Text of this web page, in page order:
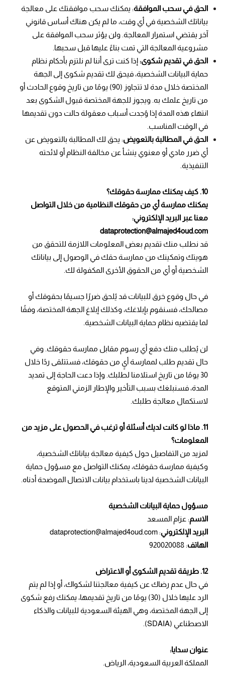
الحق في سحب الموافقة: يمكنك سحب موافقتك على معالجة
بياناتك الشخصية في أي وقت، ما لم يكن هناك أساس قانوني
آخر يقتضي استمرار المعالجة. ولن يؤثر سحب الموافقة على
مشروعية المعالجة التي تمت بناءً عليها قبل سحبها.
الحق في تقديم شكوى:إذا كنت ترى أننا لم نلتزم بأحكام نظام
حماية البيانات الشخصية، فيحق لك تقديم شكوى إلى الجهة
المختصة خلال مدة لا تتجاوز (90) يومًا من تاريخ وقوع الحادث أو
من تاريخ علمك به. ويجوز للجهة المختصة قبول الشكوى بعد
انتهاء هذه المدة إذا وُجدت أسباب معقولة حالت دون تقديمها
في الوقت المناسب.
الحق في المطالبة بالتعويض: يحق لك المطالبة بالتعويض عن
أي ضرر مادي أو معنوي ينشأ عن مخالفة النظام أو لائحته
التنفيذية.
10. كيف يمكنك ممارسة حقوقك؟
يمكنك ممارسة أي من حقوقك النظامية من خلال التواصل
معنا عبر البريد الإلكتروني:
dataprotection@almajed4oud.com
قد نطلب منك تقديم بعض المعلومات اللازمة للتحقق من
هويتك وتمكينك من ممارسة حقك في الوصول إلى بياناتك
الشخصية أو أي من الحقوق الأخرى المكفولة لك.
في حال وقوع خرق للبيانات قد يُلحق ضررًا جسيمًا بحقوقك أو
مصالحك، فسنقوم بإبلاغك، وكذلك إبلاغ الجهة المختصة، وفقًا
لما يقتضيه نظام حماية البيانات الشخصية.
لن يُطلب منك دفع أي رسوم مقابل ممارسة حقوقك. وفي
حال تقديم طلب لممارسة أيٍ من حقوقك، فستتلقى ردًا خلال
30 يومًا من تاريخ استلامنا لطلبك. وإذا دعت الحاجة إلى تمديد
المدة، فسنبلغك بسبب التأخير والإطار الزمني المتوقع
لاستكمال معالجة طلبك.
11. ماذا لو كانت لديك أسئلة أو ترغب في الحصول على مزيد من
المعلومات؟
لمزيد من التفاصيل حول كيفية معالجة بياناتك الشخصية،
وكيفية ممارسة حقوقك، يمكنك التواصل مع مسؤول حماية
البيانات الشخصية لدينا باستخدام بيانات الاتصال الموضحة أدناه.
مسؤول حماية البيانات الشخصية
الاسم: عزام المسعد
البريد الإلكتروني: dataprotection@almajed4oud.com
الهاتف: 920020088
12. طريقة تقديم الشكوى أو الاعتراض
في حال عدم رضاك عن كيفية معالجتنا لشكواك، أو إذا لم يتم
الرد عليها خلال (30) يومًا من تاريخ تقديمها، يمكنك رفع شكوى
إلى الجهة المختصة، وهي الهيئة السعودية للبيانات والذكاء
الاصطناعي (SDAIA).
عنوان سدايا:
المملكة العربية السعودية، الرياض.